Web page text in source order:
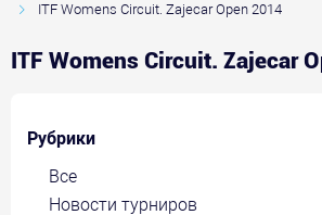
ITF Womens Circuit. Zajecar Open 2014
ITF Womens Circuit. Zajecar
Рубрики
Все
Новости турниров